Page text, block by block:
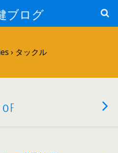
ブログ
› タックル
F